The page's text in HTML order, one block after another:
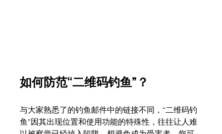
如何防范“二维码钓鱼”？
与大家熟悉了的钓鱼邮件中的链接不同，“二维码钓
鱼”因其出现位置和使用功能的特殊性，往往让人难